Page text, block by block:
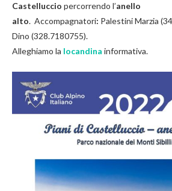
Castelluccio percorrendo l’anello
alto. Accompagnatori: Palestini Marzia
Dino (328.7180755).
Alleghiamo la locandina informativa.